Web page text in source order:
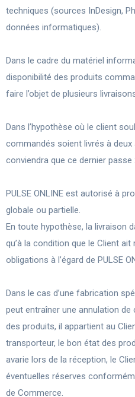
techniques (sources InDesign,
données informatiques).
Dans le cadre du matériel
disponibilité des produits
faire l’objet de plusieurs
Dans l’hypothèse où le client
commandés soient livrés à
conviendra que ce dernier
PULSE ONLINE est autorisé à
globale ou partielle.
En toute hypothèse, la livraison
qu’à la condition que le Client ait
obligations à l’égard de PULSE
Dans le cas d’une fabrication
peut entraîner une annulation
des produits, il appartient au
transporteur, le bon état des
avarie lors de la réception, le
éventuelles réserves
de Commerce.